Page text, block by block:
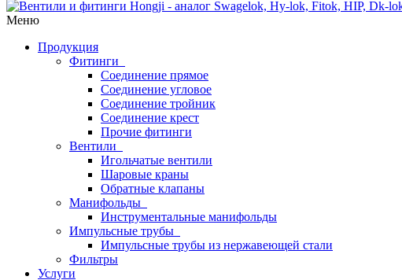
Меню
Продукция
Фитинги
Соединение прямое
Соединение угловое
Соединение тройник
Соединение крест
Прочие фитинги
Вентили
Игольчатые вентили
Шаровые краны
Обратные клапаны
Манифольды
Инструментальные манифольды
Импульсные трубы
Импульсные трубы из нержавеющей стали
Фильтры
Услуги